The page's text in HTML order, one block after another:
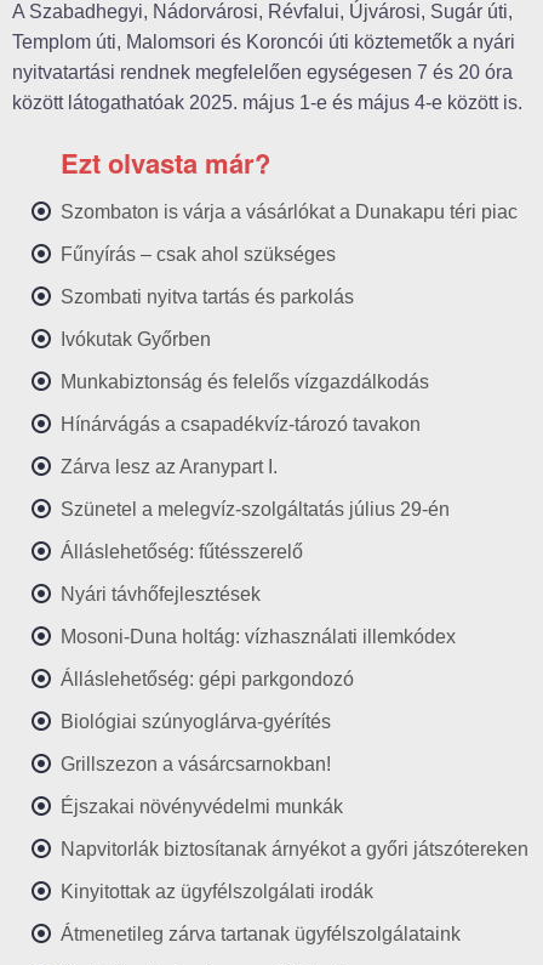
A Szabadhegyi, Nádorvárosi, Révfalui, Újvárosi, Sugár úti,
Templom úti, Malomsori és Koroncói úti köztemetők a nyári
nyitvatartási rendnek megfelelően egységesen 7 és 20 óra
között látogathatóak 2025. május 1-e és május 4-e között is.
Ezt olvasta már?
Szombaton is várja a vásárlókat a Dunakapu téri piac
Fűnyírás – csak ahol szükséges
Szombati nyitva tartás és parkolás
Ivókutak Győrben
Munkabiztonság és felelős vízgazdálkodás
Hínárvágás a csapadékvíz-tározó tavakon
Zárva lesz az Aranypart I.
Szünetel a melegvíz-szolgáltatás július 29-én
Álláslehetőség: fűtésszerelő
Nyári távhőfejlesztések
Mosoni-Duna holtág: vízhasználati illemkódex
Álláslehetőség: gépi parkgondozó
Biológiai szúnyoglárva-gyérítés
Grillszezon a vásárcsarnokban!
Éjszakai növényvédelmi munkák
Napvitorlák biztosítanak árnyékot a győri játszótereken
Kinyitottak az ügyfélszolgálati irodák
Átmenetileg zárva tartanak ügyfélszolgálataink